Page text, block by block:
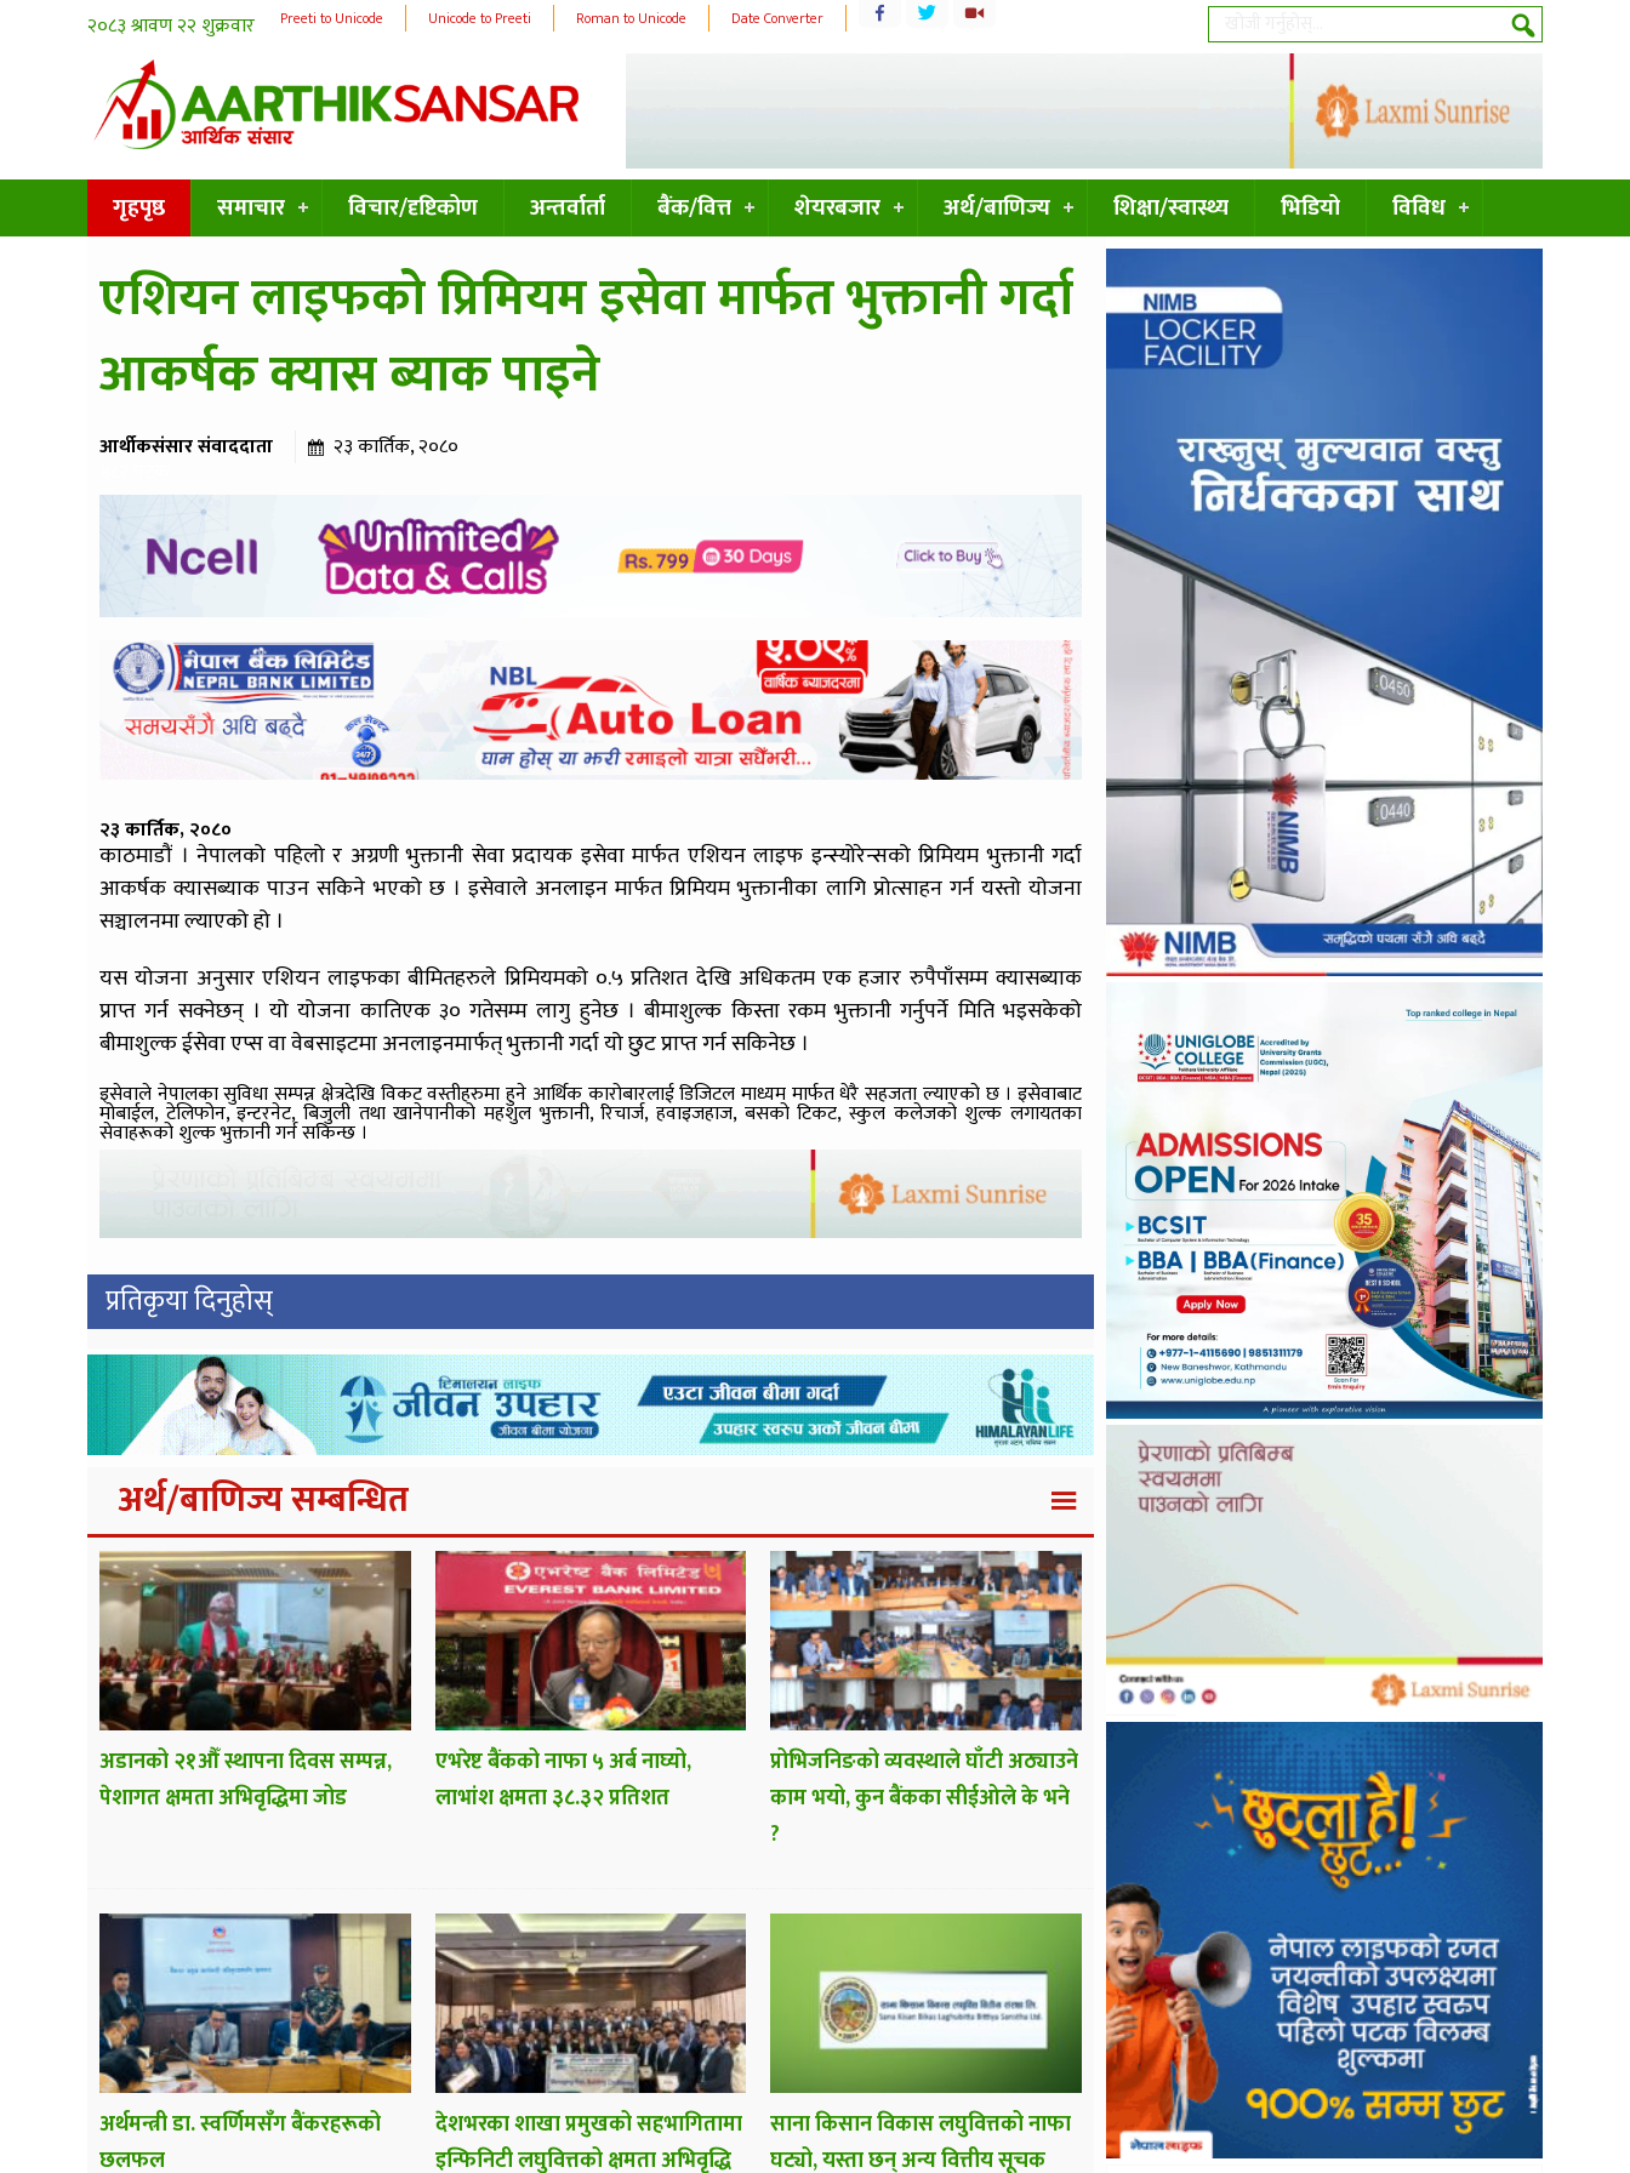
Preeti to Unicode Unicode to Preeti Roman to Unicode Date Converter
गृहपृष्ठ समाचार विचार/दृष्टिकोण अन्तर्वार्ता बैंक/वित्त शेयरबजार अर्थ/बाणिज्य शिक्षा/स्वास्थ्य भिडियो विविध
एशियन लाइफको प्रिमियम इसेवा मार्फत भुक्तानी गर्दा
आकर्षक क्यास ब्याक पाइने
आर्थीकसंसार संवाददाता २३ कार्तिक, २०८०
२३ कार्तिक, २०८०
काठमाडौं । नेपालको पहिलो र अग्रणी भुक्तानी सेवा प्रदायक इसेवा मार्फत एशियन लाइफ इन्स्योरेन्सको प्रिमियम भुक्तानी गर्दा
आकर्षक क्यासब्याक पाउन सकिने भएको छ । इसेवाले अनलाइन मार्फत प्रिमियम भुक्तानीका लागि प्रोत्साहन गर्न यस्तो योजना
सञ्चालनमा ल्याएको हो ।
यस योजना अनुसार एशियन लाइफका बीमितहरुले प्रिमियमको ०.५ प्रतिशत देखि अधिकतम एक हजार रुपैपाँसम्म क्यासब्याक
प्राप्त गर्न सक्नेछन् । यो योजना कातिएक ३० गतेसम्म लागु हुनेछ । बीमाशुल्क किस्ता रकम भुक्तानी गर्नुपर्ने मिति भइसकेको
बीमाशुल्क ईसेवा एप्स वा वेबसाइटमा अनलाइनमार्फत् भुक्तानी गर्दा यो छुट प्राप्त गर्न सकिनेछ ।
इसेवाले नेपालका सुविधा सम्पन्न क्षेत्रदेखि विकट वस्तीहरुमा हुने आर्थिक कारोबारलाई डिजिटल माध्यम मार्फत धेरै सहजता ल्याएको छ । इसेवाबाट
मोबाईल, टेलिफोन, इन्टरनेट, बिजुली तथा खानेपानीको महशुल भुक्तानी, रिचार्ज, हवाइजहाज, बसको टिकट, स्कुल कलेजको शुल्क लगायतका
सेवाहरूको शुल्क भुक्तानी गर्न सकिन्छ ।
प्रतिकृया दिनुहोस्
अर्थ/बाणिज्य सम्बन्धित
अडानको २१औँ स्थापना दिवस सम्पन्न,
पेशागत क्षमता अभिवृद्धिमा जोड
एभरेष्ट बैंकको नाफा ५ अर्ब नाघ्यो,
लाभांश क्षमता ३८.३२ प्रतिशत
प्रोभिजनिङको व्यवस्थाले घाँटी अठ्याउने
काम भयो, कुन बैंकका सीईओले के भने
?
अर्थमन्त्री डा. स्वर्णिमसँग बैंकरहरूको
छलफल
देशभरका शाखा प्रमुखको सहभागितामा
इन्फिनिटी लघुवित्तको क्षमता अभिवृद्धि
साना किसान विकास लघुवित्तको नाफा
घट्यो, यस्ता छन् अन्य वित्तीय सूचक